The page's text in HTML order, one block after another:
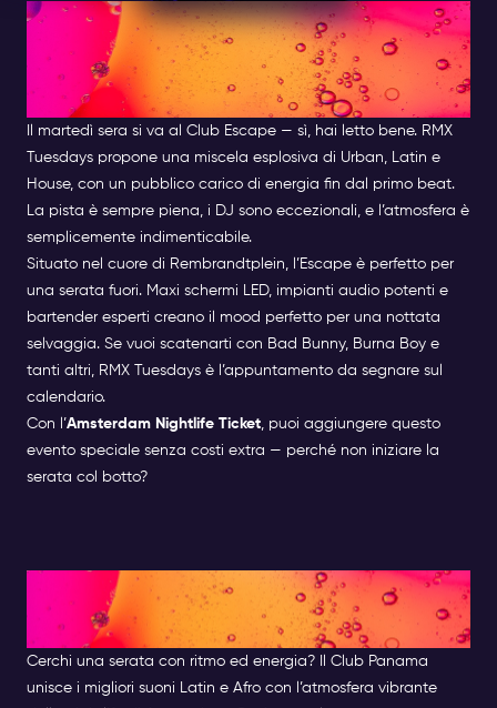
RMX Tuesdays al Club Escape
– Urban, Latin & Energia senza
fine
Il martedì sera si va al Club Escape — sì, hai letto bene. RMX
Tuesdays propone una miscela esplosiva di Urban, Latin e
House, con un pubblico carico di energia fin dal primo beat.
La pista è sempre piena, i DJ sono eccezionali, e l’atmosfera è
semplicemente indimenticabile.
Situato nel cuore di Rembrandtplein, l’Escape è perfetto per
una serata fuori. Maxi schermi LED, impianti audio potenti e
bartender esperti creano il mood perfetto per una nottata
selvaggia. Se vuoi scatenarti con Bad Bunny, Burna Boy e
tanti altri, RMX Tuesdays è l’appuntamento da segnare sul
calendario.
Con l’Amsterdam Nightlife Ticket, puoi aggiungere questo
evento speciale senza costi extra — perché non iniziare la
serata col botto?
Club Panama – Serate Latine
con vibrazioni Afro
Cerchi una serata con ritmo ed energia? Il Club Panama
unisce i migliori suoni Latin e Afro con l’atmosfera vibrante